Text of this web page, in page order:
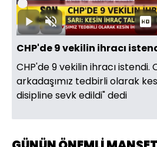
DuraklatSesi
Aç
Yüklendi:
2.25%
CHP'de 9 vekilin ihracı
CHP'de 9 vekilin ihracı istendi.
arkadaşımız tedbirli olarak
disipline sevk edildi" dedi